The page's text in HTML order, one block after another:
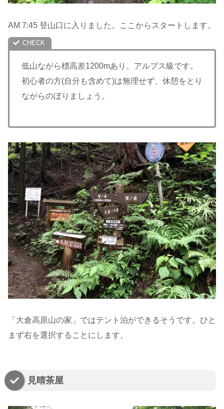
AM 7:45 登山口に入りました。ここからスタートします。
低山ながら標高差1200mあり、アルプス級です。
初心者の方(自分も含めて)は無理せず、休憩をとり
ながらのぼりましょう。
「大倉高原山の家」ではテント泊ができるそうです。ひと
まず右を選択することにします。
見晴茶屋